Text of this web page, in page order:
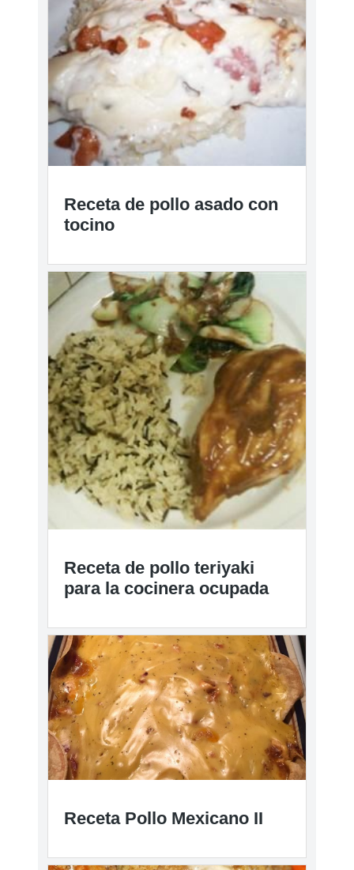
Receta de pollo asado con
tocino
Receta de pollo teriyaki
para la cocinera ocupada
Receta Pollo Mexicano II